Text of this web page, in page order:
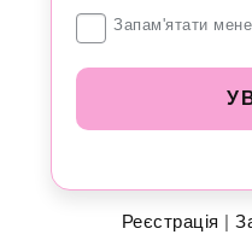
Запам'ятати мене
Реєстрація |